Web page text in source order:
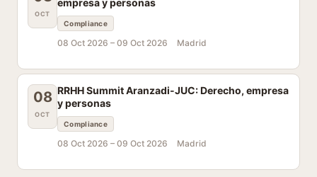
OCT
empresa y personas
Compliance
08 Oct 2026 – 09 Oct 2026 Madrid
08
OCT
RRHH Summit Aranzadi-JUC: Derecho, empresa
y personas
Compliance
08 Oct 2026 – 09 Oct 2026 Madrid